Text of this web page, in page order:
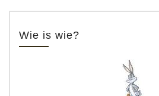
Wie is wie?